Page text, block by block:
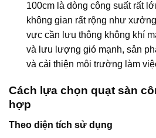
100cm là dòng công suất rất
không gian rất rộng như
vực cần lưu thông không khí
và lưu lượng gió mạnh, sản
và cải thiện môi trường làm
Cách lựa chọn quạt sàn
hợp
Theo diện tích sử dụng